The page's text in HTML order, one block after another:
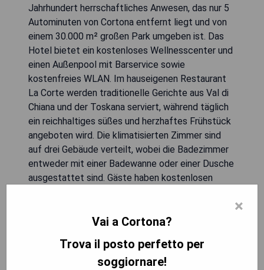
Jahrhundert herrschaftliches Anwesen, das nur 5
Autominuten von Cortona entfernt liegt und von
einem 30.000 m² großen Park umgeben ist. Das
Hotel bietet ein kostenloses Wellnesscenter und
einen Außenpool mit Barservice sowie
kostenfreies WLAN. Im hauseigenen Restaurant
La Corte werden traditionelle Gerichte aus Val di
Chiana und der Toskana serviert, während täglich
ein reichhaltiges süßes und herzhaftes Frühstück
angeboten wird. Die klimatisierten Zimmer sind
auf drei Gebäude verteilt, wobei die Badezimmer
entweder mit einer Badewanne oder einer Dusche
ausgestattet sind. Gäste haben kostenlosen
und Chromotherapie umfasst, sowie zu einem
- Kostenloser Zugang zum Wellnessbereich
×
Vai a Cortona?
Trova il posto perfetto per
soggiornare!